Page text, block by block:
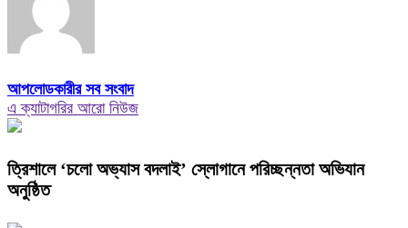
আপলোডকারীর সব সংবাদ
এ ক্যাটাগরির আরো নিউজ
‎ত্রিশালে ‘চলো অভ্যাস বদলাই’ স্লোগানে পরিচ্ছন্নতা অভিযান
অনুষ্ঠিত